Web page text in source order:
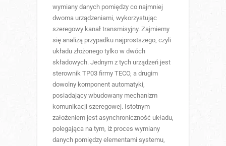
wymiany danych pomiędzy co najmniej
dwoma urządzeniami, wykorzystując
szeregowy kanał transmisyjny. Zajmiemy
się analizą przypadku najprostszego, czyli
układu złożonego tylko w dwóch
składowych. Jednym z tych urządzeń jest
sterownik TP03 firmy TECO, a drugim
dowolny komponent automatyki,
posiadający wbudowany mechanizm
komunikacji szeregowej. Istotnym
założeniem jest asynchroniczność układu,
polegająca na tym, iż proces wymiany
danych pomiędzy elementami systemu,